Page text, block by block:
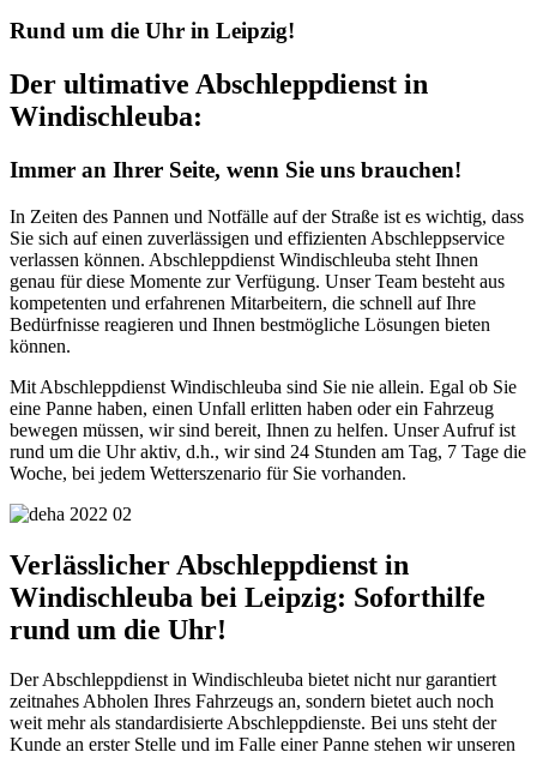
Rund um die Uhr in Leipzig!
Der ultimative Abschleppdienst in
Windischleuba:
Immer an Ihrer Seite, wenn Sie uns brauchen!
In Zeiten des Pannen und Notfälle auf der Straße ist es wichtig, dass
Sie sich auf einen zuverlässigen und effizienten Abschleppservice
verlassen können. Abschleppdienst Windischleuba steht Ihnen
genau für diese Momente zur Verfügung. Unser Team besteht aus
kompetenten und erfahrenen Mitarbeitern, die schnell auf Ihre
Bedürfnisse reagieren und Ihnen bestmögliche Lösungen bieten
können.
Mit Abschleppdienst Windischleuba sind Sie nie allein. Egal ob Sie
eine Panne haben, einen Unfall erlitten haben oder ein Fahrzeug
bewegen müssen, wir sind bereit, Ihnen zu helfen. Unser Aufruf ist
rund um die Uhr aktiv, d.h., wir sind 24 Stunden am Tag, 7 Tage die
Woche, bei jedem Wetterszenario für Sie vorhanden.
Verlässlicher Abschleppdienst in
Windischleuba bei Leipzig: Soforthilfe
rund um die Uhr!
Der Abschleppdienst in Windischleuba bietet nicht nur garantiert
zeitnahes Abholen Ihres Fahrzeugs an, sondern bietet auch noch
weit mehr als standardisierte Abschleppdienste. Bei uns steht der
Kunde an erster Stelle und im Falle einer Panne stehen wir unseren